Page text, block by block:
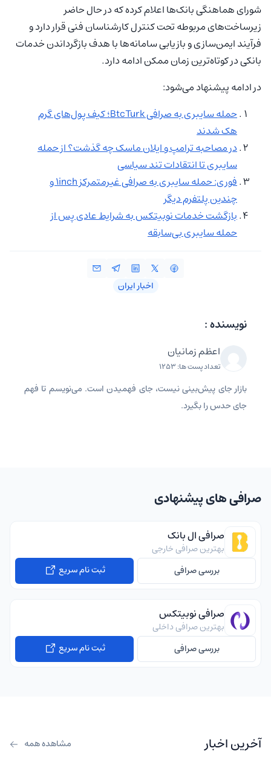
شورای هماهنگی بانک‌ها اعلام کرده که در حال حاضر
زیرساخت‌های مربوطه تحت کنترل کارشناسان فنی قرار دارد و
فرآیند ایمن‌سازی و بازیابی سامانه‌ها با هدف بازگرداندن خدمات
بانکی در کوتاه‌ترین زمان ممکن ادامه دارد.
در ادامه پیشنهاد می‌شود:
حمله سایبری به صرافی BtcTurk؛ کیف پول‌های گرم
هک شدند
در مصاحبه ‌ترامپ و ایلان ماسک چه گذشت؟ از حمله
سایبری تا انتقادات تند سیاسی
فوری: حمله سایبری به صرافی غیرمتمرکز 1inch و
چندین پلتفرم دیگر
بازگشت خدمات نوبیتکس به شرایط عادی پس از
حمله سایبری بی‌سابقه
اخبار ایران
نویسنده :
اعظم زمانیان
تعداد پست ها: 1253
بازار جای پیش‌بینی نیست، جای فهمیدن است. می‌نویسم تا فهم
جای حدس را بگیرد.
صرافی های پیشنهادی
صرافی ال بانک
بهترین صرافی خارجی
بررسی صرافی
ثبت نام سریع
صرافی نوبیتکس
بهترین صرافی داخلی
بررسی صرافی
ثبت نام سریع
آخرین اخبار مشاهده همه